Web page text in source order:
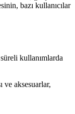
bazı kullanıcılar
kullanımlarda
ve aksesuarlar,